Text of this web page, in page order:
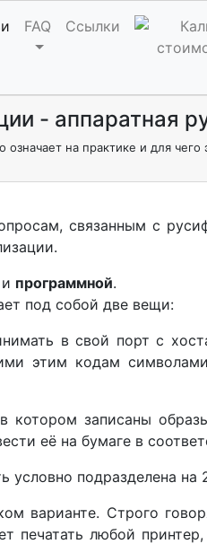
FAQ Ссылки
- аппаратная
на практике и для чего
связанным с
и программной.
под собой две вещи:
в свой порт с
этим кодам
котором записаны
её на бумаге в
условно подразделена на
варианте. Строго
печатать любой